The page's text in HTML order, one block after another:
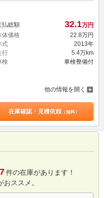
払総額 32.1万円
体価格
22. 8万円
式
2013年
行
5.4万km
検
車検整備付
他の情報を開く
在庫確認・見積依頼（無料）
件の在庫があります！
ススメ。